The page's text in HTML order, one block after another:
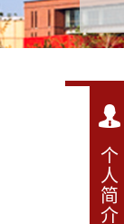
个
人
简
介